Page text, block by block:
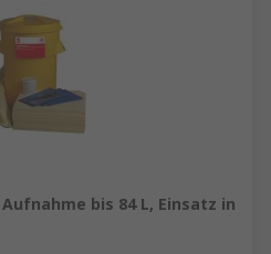
bis 84 L, Einsatz in